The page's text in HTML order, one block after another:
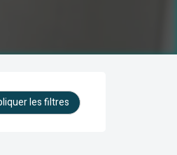
les filtres